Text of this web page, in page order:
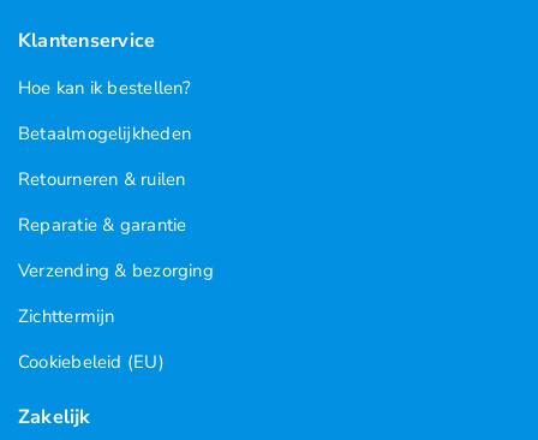
Klantenservice
Hoe kan ik bestellen?
Betaalmogelijkheden
Retourneren & ruilen
Reparatie & garantie
Verzending & bezorging
Zichttermijn
Cookiebeleid (EU)
Zakelijk